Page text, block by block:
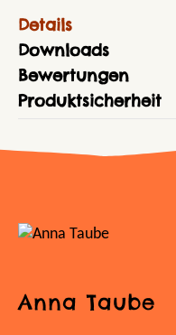
Details
Downloads
Bewertungen
Produktsicherheit
Anna Taube